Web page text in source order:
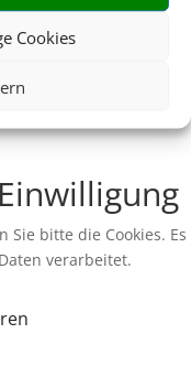
Cookies
bitte die Cookies. Es
verarbeitet.